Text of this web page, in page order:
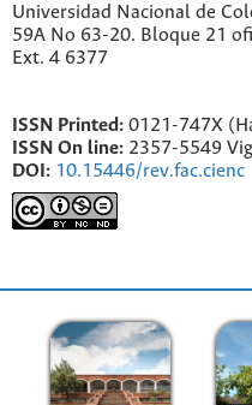
Universidad Nacional de
59A No 63-20. Bloque 21
Ext. 4 6377
ISSN Printed: 0121-747X
ISSN On line: 2357-5549
DOI: 10.15446/rev.fac.cienc